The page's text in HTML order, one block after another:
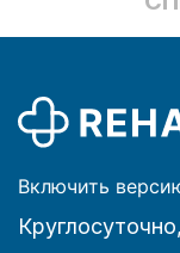
Включить